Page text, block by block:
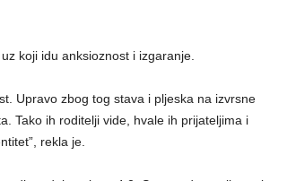
koji idu anksioznost i izgaranje.
Upravo zbog tog stava i pljeska na izvrsne
Tako ih roditelji vide, hvale ih prijateljima i
rekla je.